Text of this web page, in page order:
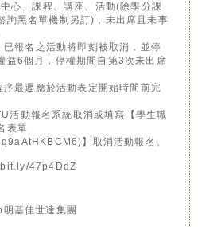
心」課程、講座、活動(除學分課
詢黑名單機制另訂)，未出席且未事
報名之活動將即刻被取消，並停
益6個月，停權期間自第3次未出席
最遲應於活動表定開始時間前完
活動報名系統取消或填寫【學生職
表單
】取消活動報名。
47p4DdZ
基佳世達集團